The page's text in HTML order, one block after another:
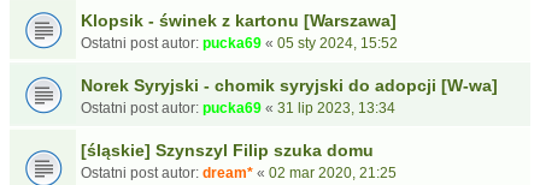
Klopsik - świnek z kartonu [Warszawa]
Ostatni post autor: pucka69 « 05 sty 2024, 15:52
Norek Syryjski - chomik syryjski do adopcji [W-wa]
Ostatni post autor: pucka69 « 31 lip 2023, 13:34
[śląskie] Szynszyl Filip szuka domu
Ostatni post autor: dream* « 02 mar 2020, 21:25